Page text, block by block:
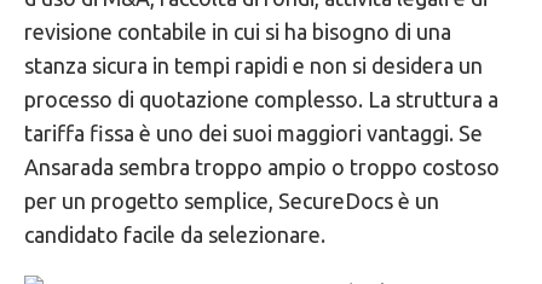
revisione contabile in cui si ha bisogno di una
stanza sicura in tempi rapidi e non si desidera un
processo di quotazione complesso. La struttura a
tariffa fissa è uno dei suoi maggiori vantaggi. Se
Ansarada sembra troppo ampio o troppo costoso
per un progetto semplice, SecureDocs è un
candidato facile da selezionare.